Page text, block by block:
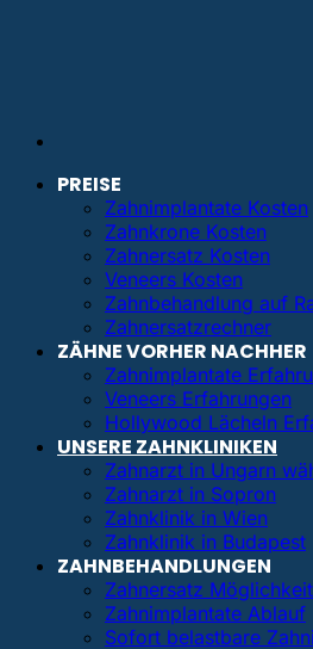
PREISE
Zahnimplantate Kosten
Zahnkrone Kosten
Zahnersatz Kosten
Veneers Kosten
Zahnbehandlung auf
Zahnersatzrechner
ZÄHNE VORHER NACHHER
Zahnimplantate
Veneers Erfahrungen
Hollywood Lächeln
UNSERE ZAHNKLINIKEN
Zahnarzt in Ungarn
Zahnarzt in Sopron
Zahnklinik in Wien
Zahnklinik in Budapest
ZAHNBEHANDLUNGEN
Zahnersatz
Zahnimplantate Ablauf
Sofort belastbare